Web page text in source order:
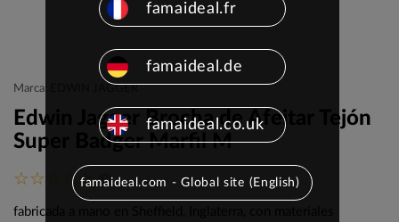
Marca: EDWIN JAGGER
Edwin Jagger Brocha de Afeitar Tejón
Super Badger Marfil M
(0)
fabricada a mano en Sheffield, Inglaterra, con materiales
famaideal.fr
famaideal.de
famaideal.co.uk
famaideal.com - Global site (English)